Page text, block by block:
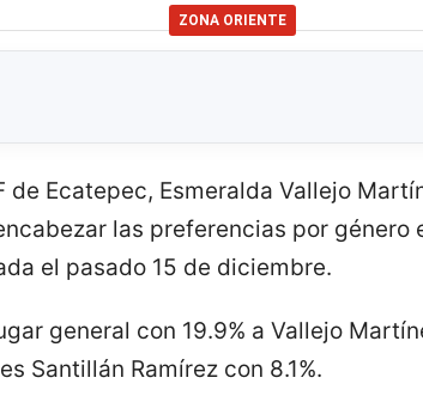
ZONA ORIENTE
Ecatepec, Esmeralda Vallejo
las preferencias por género
el pasado 15 de diciembre.
general con 19.9% a Vallejo
Santillán Ramírez con 8.1%.